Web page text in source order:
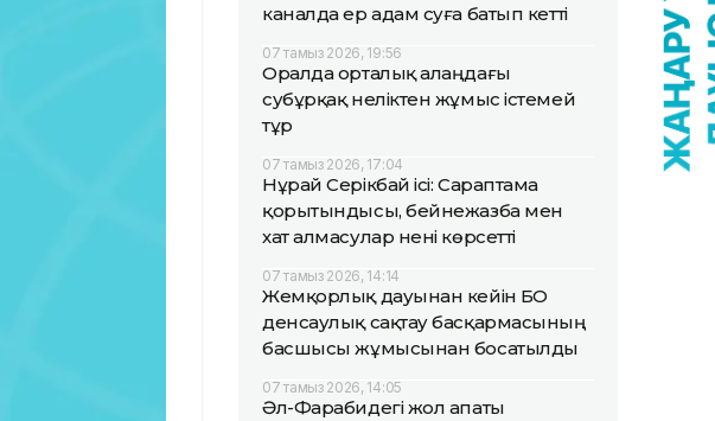
каналда ер адам суға батып кетті
07 тамыз 2026, 19:56
Оралда орталық алаңдағы
субұрқақ неліктен жұмыс істемей
тұр
07 тамыз 2026, 17:04
Нұрай Серікбай ісі: Сараптама
қорытындысы, бейнежазба мен
хат алмасулар нені көрсетті
07 тамыз 2026, 14:14
Жемқорлық дауынан кейін БҚО
денсаулық сақтау басқармасының
басшысы жұмысынан босатылды
07 тамыз 2026, 14:05
Әл-Фарабидегі жол апаты